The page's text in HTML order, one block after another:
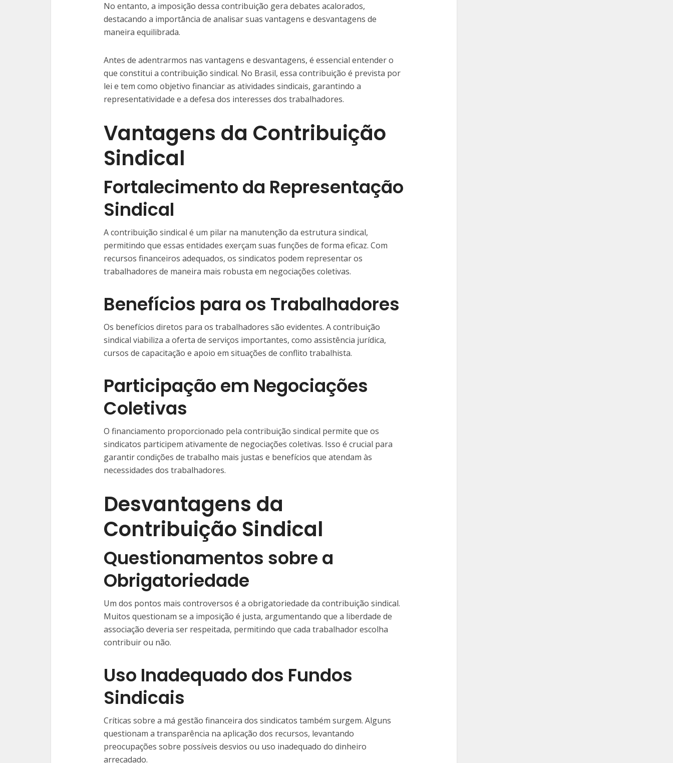
No entanto, a imposição dessa contribuição gera debates acalorados,
destacando a importância de analisar suas vantagens e desvantagens de
maneira equilibrada.
Antes de adentrarmos nas vantagens e desvantagens, é essencial entender o
que constitui a contribuição sindical. No Brasil, essa contribuição é prevista por
lei e tem como objetivo financiar as atividades sindicais, garantindo a
representatividade e a defesa dos interesses dos trabalhadores.
Vantagens da Contribuição
Sindical
Fortalecimento da Representação
Sindical
A contribuição sindical é um pilar na manutenção da estrutura sindical,
permitindo que essas entidades exerçam suas funções de forma eficaz. Com
recursos financeiros adequados, os sindicatos podem representar os
trabalhadores de maneira mais robusta em negociações coletivas.
Benefícios para os Trabalhadores
Os benefícios diretos para os trabalhadores são evidentes. A contribuição
sindical viabiliza a oferta de serviços importantes, como assistência jurídica,
cursos de capacitação e apoio em situações de conflito trabalhista.
Participação em Negociações
Coletivas
O financiamento proporcionado pela contribuição sindical permite que os
sindicatos participem ativamente de negociações coletivas. Isso é crucial para
garantir condições de trabalho mais justas e benefícios que atendam às
necessidades dos trabalhadores.
Desvantagens da
Contribuição Sindical
Questionamentos sobre a
Obrigatoriedade
Um dos pontos mais controversos é a obrigatoriedade da contribuição sindical.
Muitos questionam se a imposição é justa, argumentando que a liberdade de
associação deveria ser respeitada, permitindo que cada trabalhador escolha
contribuir ou não.
Uso Inadequado dos Fundos
Sindicais
Críticas sobre a má gestão financeira dos sindicatos também surgem. Alguns
questionam a transparência na aplicação dos recursos, levantando
preocupações sobre possíveis desvios ou uso inadequado do dinheiro
arrecadado.